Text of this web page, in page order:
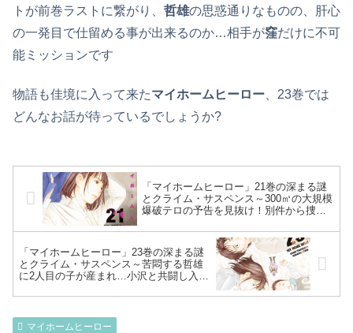
トが前巻ラストに繋がり、 哲雄の思惑通りなものの、肝心
の一発目で仕留める事が出来るのか…相手が窪だけに不可
能ミッションです
物語も佳境に入って来たマイホームヒーロー 、23巻では
どんなお話が待っているでしょうか?
「マイホームヒーロー」21巻の深まる謎
とクライム・サスペンス～300㎥の大規模
爆破テロの予告を見抜け！別件から捜査
夜タンカーから窪と志野登場～
「マイホームヒーロー」23巻の深まる謎
とクライム・サスペンス～苦悶する哲雄
に2人目の子が産まれ…小沢と共闘し入念
徴：窪を因縁のチェーンソーで両断～
マイホームヒーロー